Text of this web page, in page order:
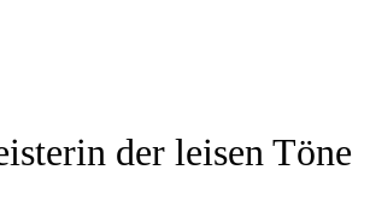
der leisen Töne